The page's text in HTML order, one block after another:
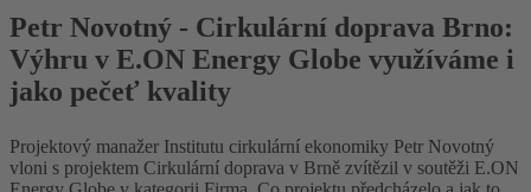
Petr Novotný - Cirkulární doprava Brno:
Výhru v E.ON Energy Globe využíváme i
jako pečeť kvality
Projektový manažer Institutu cirkulární ekonomiky Petr Novotný
vloni s projektem Cirkulární doprava v Brně zvítězil v soutěži E.ON